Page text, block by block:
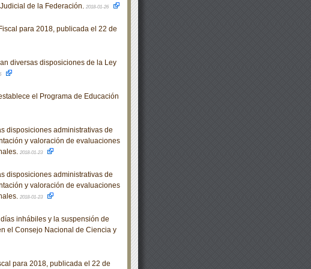
de la Federación. 2018-01-26
para 2018, publicada el 22 de
diversas disposiciones de la Ley
el Programa de Educación
disposiciones administrativas de
y valoración de evaluaciones
2018-01-23
disposiciones administrativas de
y valoración de evaluaciones
2018-01-23
inhábiles y la suspensión de
el Consejo Nacional de Ciencia y
para 2018, publicada el 22 de